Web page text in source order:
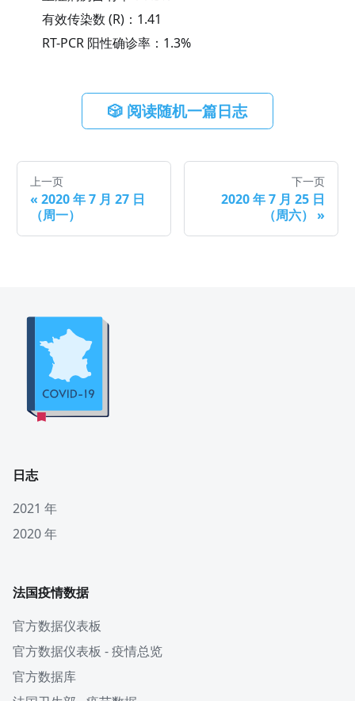
有效传染数 (R)： 1.41
RT-PCR 阳性确诊率： 1.3%
🎲 阅读随机一篇日志
上一页
« 2020 年 7 月 27 日
（周一）
下一页
2020 年 7 月 25 日
（周六）
»
日志
2021 年
2020 年
法国疫情数据
官方数据仪表板
官方数据仪表板 - 疫情总览
官方数据库